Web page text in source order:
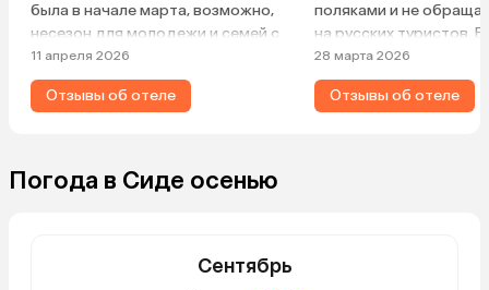
была в начале марта, возможно,
несезон для молодежи и семей с
детьми.
11 апреля 2026
Отзывы об отеле
поляками и не
на русских туристов.
изменилось, когда
бритишы массово
нас стали замечать. В
28 марта 2026
Отзывы об отеле
Погода в Сиде осенью
Сентябрь